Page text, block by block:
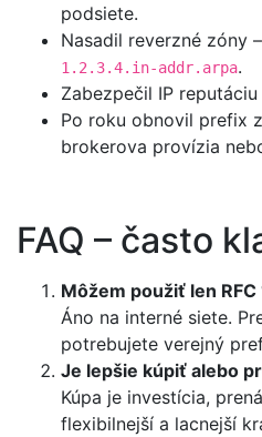
podsiete.
Nasadil reverzné zóny
1.2.3.4.in‑addr.arpa.
Zabezpečil IP
Po roku obnovil prefix
brokerova provízia
FAQ – často
Môžem použiť len
Áno na interné siete.
potrebujete verejný
Je lepšie kúpiť alebo
Kúpa je investícia,
flexibilnejší a lacnejší